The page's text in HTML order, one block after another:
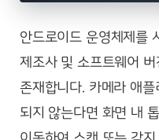
안드로이드 운영체제를
제조사 및 소프트웨어
존재합니다. 카메라 애플
되지 않는다면 화면 내